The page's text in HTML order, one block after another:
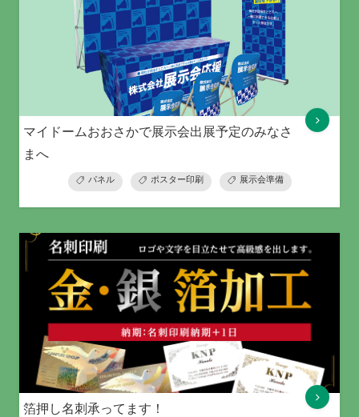
マイドームおおさかで展示会出展予定のみなさ
まへ
パネル ポスター印刷 展示会準備
箔押し名刺承ってます！